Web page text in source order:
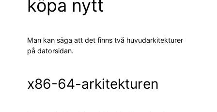
köpa nytt
Man kan säga att det finns två huvudarkitekturer
på datorsidan.
x86-64-arkitekturen